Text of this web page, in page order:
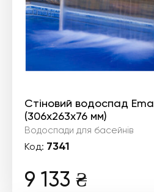
Стіновий водоспад
(306х263х76 мм)
Водоспади для басейнів
Код: 7341
9 133 ₴